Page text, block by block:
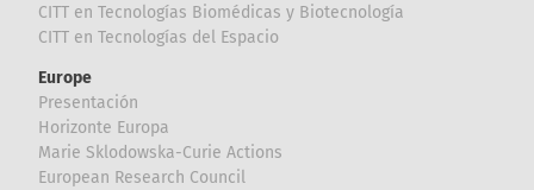
CITT en Tecnologías Biomédicas y Biotecnología
CITT en Tecnologías del Espacio
Europe
Presentación
Horizonte Europa
Marie Sklodowska-Curie Actions
European Research Council